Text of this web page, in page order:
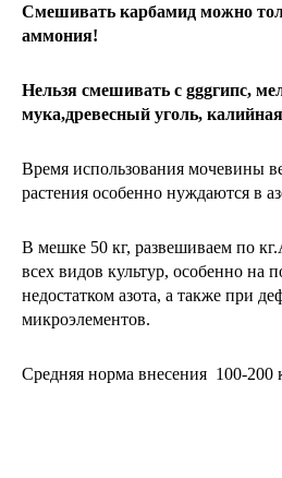
Смешивать карбамид можно
аммония!
Нельзя смешивать с gggгипс,
мука,древесный уголь,
Время использования мочевины
растения особенно нуждаются в
В мешке 50 кг, развешиваем по
всех видов культур, особенно на
недостатком азота, а также при
микроэлементов.
Средняя норма внесения  100-200